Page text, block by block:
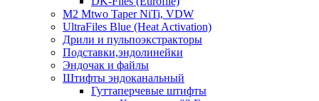
M2 Mtwo Taper NiTi, VDW
UltraFiles Blue (Heat Activation)
Дрили и пульпоэкстракторы
Подставки,эндолинейки
Эндочак и файлы
Штифты эндоканальный
Гуттаперчевые штифты